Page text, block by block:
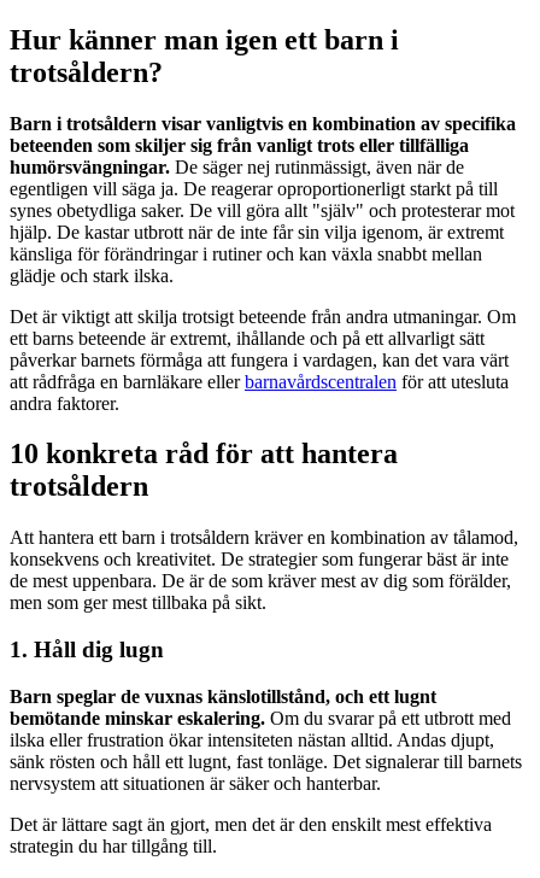
Hur känner man igen ett barn i
trotsåldern?
Barn i trotsåldern visar vanligtvis en kombination av specifika
beteenden som skiljer sig från vanligt trots eller tillfälliga
humörsvängningar. De säger nej rutinmässigt, även när de
egentligen vill säga ja. De reagerar oproportionerligt starkt på till
synes obetydliga saker. De vill göra allt "själv" och protesterar mot
hjälp. De kastar utbrott när de inte får sin vilja igenom, är extremt
känsliga för förändringar i rutiner och kan växla snabbt mellan
glädje och stark ilska.
Det är viktigt att skilja trotsigt beteende från andra utmaningar. Om
ett barns beteende är extremt, ihållande och på ett allvarligt sätt
påverkar barnets förmåga att fungera i vardagen, kan det vara värt
att rådfråga en barnläkare ellerbarnavårdscentralen för att utesluta
andra faktorer.
10 konkreta råd för att hantera
trotsåldern
Att hantera ett barn i trotsåldern kräver en kombination av tålamod,
konsekvens och kreativitet. De strategier som fungerar bäst är inte
de mest uppenbara. De är de som kräver mest av dig som förälder,
men som ger mest tillbaka på sikt.
1. Håll dig lugn
Barn speglar de vuxnas känslotillstånd, och ett lugnt
bemötande minskar eskalering. Om du svarar på ett utbrott med
ilska eller frustration ökar intensiteten nästan alltid. Andas djupt,
sänk rösten och håll ett lugnt, fast tonläge. Det signalerar till barnets
nervsystem att situationen är säker och hanterbar.
Det är lättare sagt än gjort, men det är den enskilt mest effektiva
strategin du har tillgång till.